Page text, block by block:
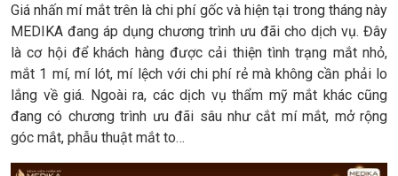
Giá nhấn mí mắt trên là chi phí gốc và hiện tại trong tháng này
MEDIKA đang áp dụng chương trình ưu đãi cho dịch vụ. Đây
là cơ hội để khách hàng được cải thiện tình trạng mắt nhỏ,
mắt 1 mí, mí lót, mí lệch với chi phí rẻ mà không cần phải lo
lắng về giá. Ngoài ra, các dịch vụ thẩm mỹ mắt khác cũng
đang có chương trình ưu đãi sâu như cắt mí mắt, mở rộng
góc mắt, phẫu thuật mắt to…